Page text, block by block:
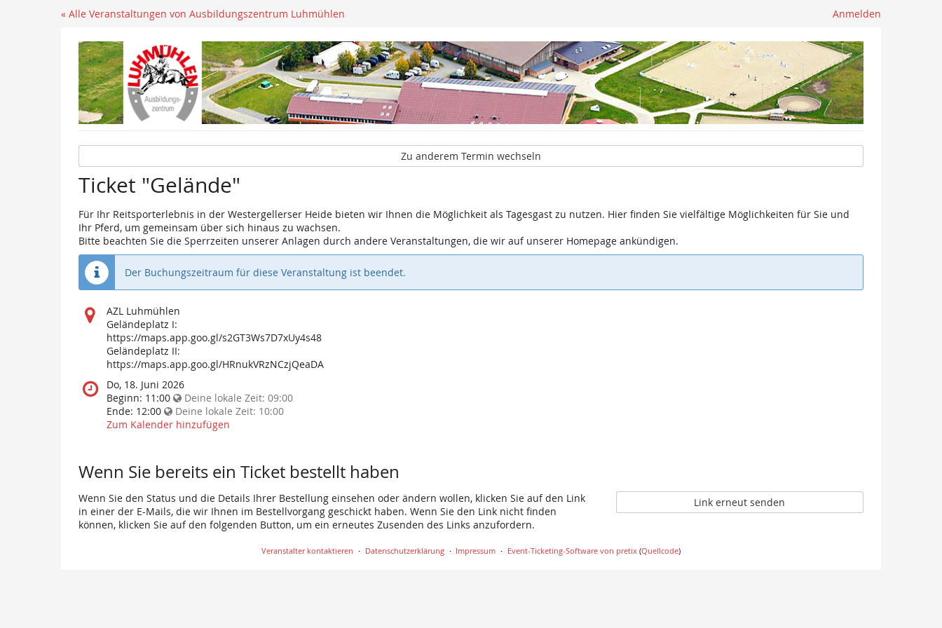
Anmelden
« Alle Veranstaltungen von Ausbildungszentrum Luhmühlen
Zu anderem Termin wechseln
Ticket "Gelände"
Für Ihr Reitsporterlebnis in der Westergellerser Heide bieten wir Ihnen die Möglichkeit als Tagesgast zu nutzen. Hier finden Sie vielfältige Möglichkeiten für Sie und
Ihr Pferd, um gemeinsam über sich hinaus zu wachsen.
Bitte beachten Sie die Sperrzeiten unserer Anlagen durch andere Veranstaltungen, die wir auf unserer Homepage ankündigen.
Der Buchungszeitraum für diese Veranstaltung ist beendet.
Wo
findet
diese
Veranstaltung
statt?
AZL Luhmühlen
Geländeplatz I:
https://maps.app.goo.gl/s2GT3Ws7D7xUy4s48
Geländeplatz II:
https://maps.app.goo.gl/HRnukVRzNCzjQeaDA
Wann
findet
diese
Veranstaltung
Do, 18. Juni 2026
Beginn: 11:00 Deine lokale Zeit: 09:00
Ende: 12:00 Deine lokale Zeit: 10:00
Zum Kalender hinzufügen
Wenn Sie bereits ein Ticket bestellt haben
Wenn Sie den Status und die Details Ihrer Bestellung einsehen oder ändern wollen, klicken Sie auf den Link
in einer der E-Mails, die wir Ihnen im Bestellvorgang geschickt haben. Wenn Sie den Link nicht finden
können, klicken Sie auf den folgenden Button, um ein erneutes Zusenden des Links anzufordern.
Link erneut senden
Veranstalter kontaktieren Datenschutzerklärung Impressum Event-Ticketing-Software von pretix(Quellcode)